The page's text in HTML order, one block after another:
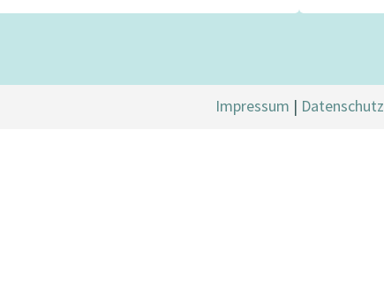
Impressum | Datenschutz